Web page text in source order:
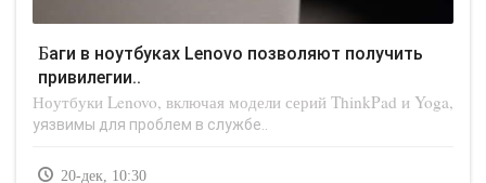
Баги в ноутбуках Lenovo позволяют получить
привилегии..
Ноутбуки Lenovo, включая модели серий ThinkPad и Yoga,
уязвимы для проблем в службе..
20-дек, 10:30